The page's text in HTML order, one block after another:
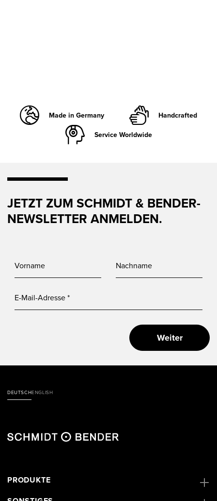
Made in Germany
Handcrafted
Service Worldwide
DEUTSCHENGLISH
PRODUKTE
JETZT ZUM SCHMIDT & BENDER-
NEWSLETTER ANMELDEN.
Weiter